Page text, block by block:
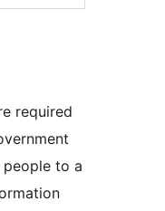
required
to a